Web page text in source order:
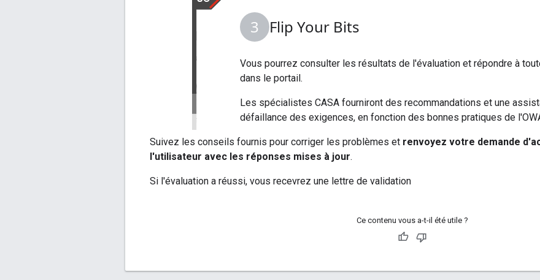
Flip Your Bits
Vous pourrez consulter les résultats de l'évaluation et répondre à
dans le portail.
Les spécialistes CASA fourniront des recommandations et une
défaillance des exigences, en fonction des bonnes pratiques de
Suivez les conseils fournis pour corriger les problèmes et renvoyez votre demande
l'utilisateur avec les réponses mises à jour.
Si l'évaluation a réussi, vous recevrez une lettre de validation
Ce contenu vous a-t-il été utile ?